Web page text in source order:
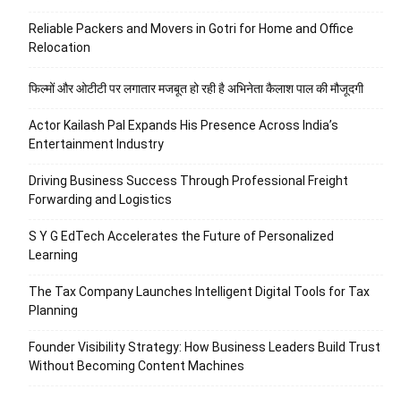
Reliable Packers and Movers in Gotri for Home and Office
Relocation
फिल्मों और ओटीटी पर लगातार मजबूत हो रही है अभिनेता कैलाश पाल की मौजूदगी
Actor Kailash Pal Expands His Presence Across India’s
Entertainment Industry
Driving Business Success Through Professional Freight
Forwarding and Logistics
S Y G EdTech Accelerates the Future of Personalized
Learning
The Tax Company Launches Intelligent Digital Tools for Tax
Planning
Founder Visibility Strategy: How Business Leaders Build Trust
Without Becoming Content Machines